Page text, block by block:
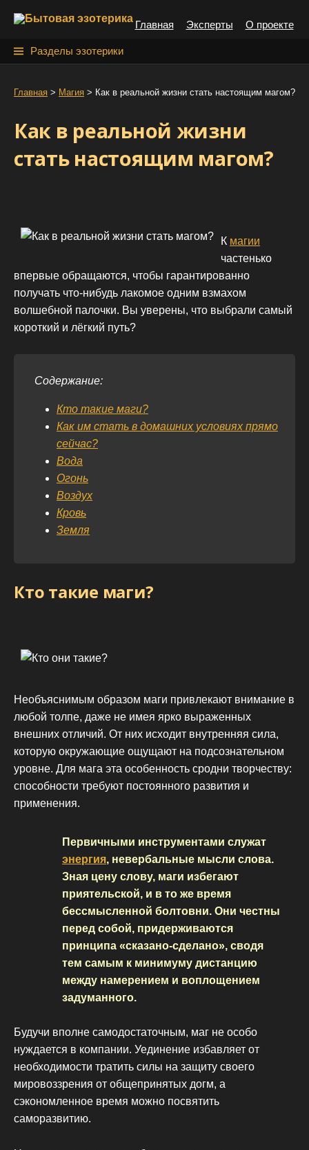
Главная Эксперты О проекте
Разделы эзотерики
й
:
Главная > Магия > Как в реальной жизни стать настоящим магом?
Как в реальной жизни
стать настоящим магом?
К магии
частенько
впервые обращаются, чтобы гарантированно
получать что-нибудь лакомое одним взмахом
волшебной палочки. Вы уверены, что выбрали самый
короткий и лёгкий путь?
Содержание:
Кто такие маги?
Как им стать в домашних условиях прямо
сейчас?
Вода
Огонь
Воздух
Кровь
Земля
Кто такие маги?
Необъяснимым образом маги привлекают внимание в
любой толпе, даже не имея ярко выраженных
внешних отличий. От них исходит внутренняя сила,
которую окружающие ощущают на подсознательном
уровне. Для мага эта особенность сродни творчеству:
способности требуют постоянного развития и
применения.
Первичными инструментами служат
энергия, невербальные мысли слова.
Зная цену слову, маги избегают
приятельской, и в то же время
бессмысленной болтовни. Они честны
перед собой, придерживаются
принципа «сказано-сделано», сводя
тем самым к минимуму дистанцию
между намерением и воплощением
задуманного.
Будучи вполне самодостаточным, маг не особо
нуждается в компании. Уединение избавляет от
необходимости тратить силы на защиту своего
мировоззрения от общепринятых догм, а
сэкономленное время можно посвятить
саморазвитию.